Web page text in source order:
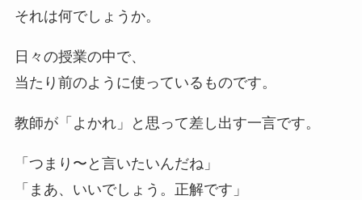
それは何でしょうか。
日々の授業の中で、
当たり前のように使っているものです。
教師が「よかれ」と思って差し出す一言です。
「つまり〜と言いたいんだね」
「まあ、いいでしょう。正解です」